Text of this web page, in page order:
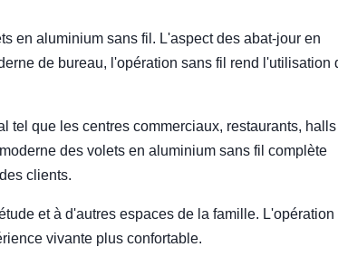
en aluminium sans fil. L'aspect des abat-jour en
de bureau, l'opération sans fil rend l'utilisation
tel que les centres commerciaux, restaurants, halls
des volets en aluminium sans fil complète
clients.
et à d'autres espaces de la famille. L'opération
vivante plus confortable.